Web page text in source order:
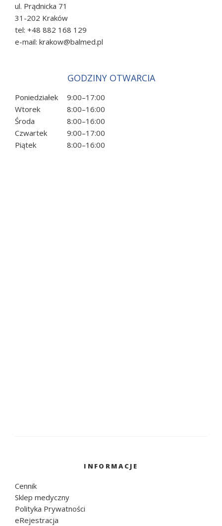
ul. Prądnicka 71
31-202 Kraków
tel: +48 882 168 129
e-mail: krakow@balmed.pl
GODZINY OTWARCIA
Poniedziałek 9:00–17:00
Wtorek
8:00–16:00
Środa
8:00–16:00
Czwartek
9:00–17:00
Piątek
8:00–16:00
INFORMACJE
Cennik
Sklep medyczny
Polityka Prywatności
eRejestracja